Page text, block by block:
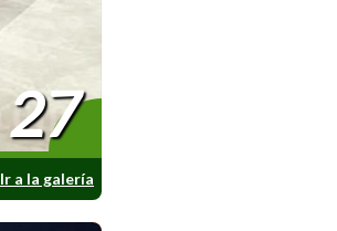
Ir a la galería
27